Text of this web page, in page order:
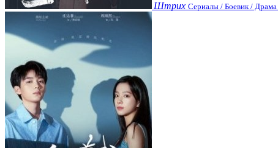
Штрих Сериалы / Боевик /